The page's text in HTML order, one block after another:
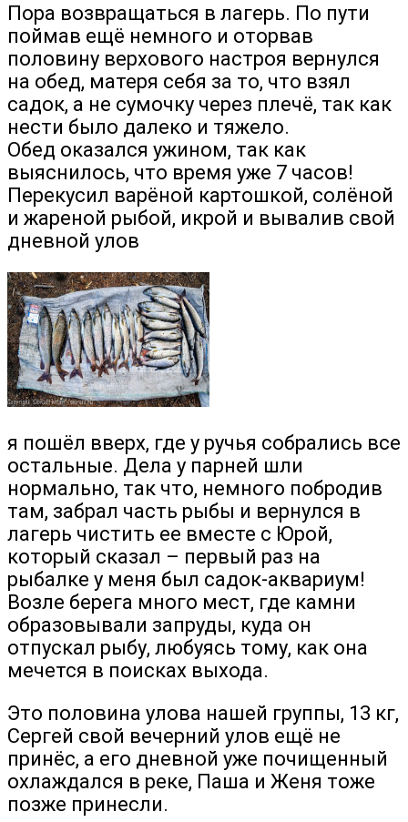
Пора возвращаться в лагерь. По пути
поймав ещё немного и оторвав
половину верхового настроя вернулся
на обед, матеря себя за то, что взял
садок, а не сумочку через плечё, так как
нести было далеко и тяжело.
Обед оказался ужином, так как
выяснилось, что время уже 7 часов!
Перекусил варёной картошкой, солёной
и жареной рыбой, икрой и вывалив свой
дневной улов
я пошёл вверх, где у ручья собрались все
остальные. Дела у парней шли
нормально, так что, немного побродив
там, забрал часть рыбы и вернулся в
лагерь чистить ее вместе с Юрой,
который сказал – первый раз на
рыбалке у меня был садок-аквариум!
Возле берега много мест, где камни
образовывали запруды, куда он
отпускал рыбу, любуясь тому, как она
мечется в поисках выхода.
Это половина улова нашей группы, 13 кг,
Сергей свой вечерний улов ещё не
принёс, а его дневной уже почищенный
охлаждался в реке, Паша и Женя тоже
позже принесли.